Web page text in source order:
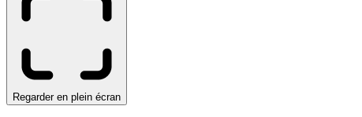
Regarder en plein écran